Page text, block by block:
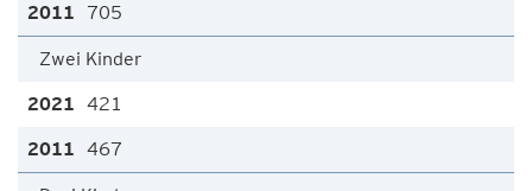
705
Zwei Kinder
421
467